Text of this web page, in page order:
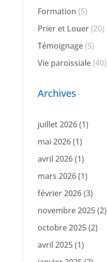
Formation (5)
Prier et Louer(20)
Témoignage(5)
Vie paroissiale(40)
Archives
juillet 2026(1)
mai 2026(1)
avril 2026(1)
mars 2026(1)
février 2026(3)
novembre 2025(2)
octobre 2025(2)
avril 2025(1)